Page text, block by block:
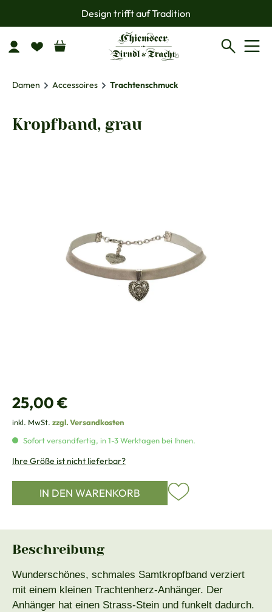
Zum Hauptinhalt springenDesign trifft auf Tradition
Damen Accessoires Trachtenschmuck
Kropfband, grau
Regulärer Preis:
25,00 €
inkl. MwSt. zzgl. Versandkosten
Sofort versandfertig, in 1-3 Werktagen bei Ihnen.
Ihre Größe ist nicht lieferbar?
IN DEN WARENKORB
Beschreibung
Wunderschönes, schmales Samtkropfband verziert
mit einem kleinen Trachtenherz-Anhänger. Der
Anhänger hat einen Strass-Stein und funkelt dadurch.